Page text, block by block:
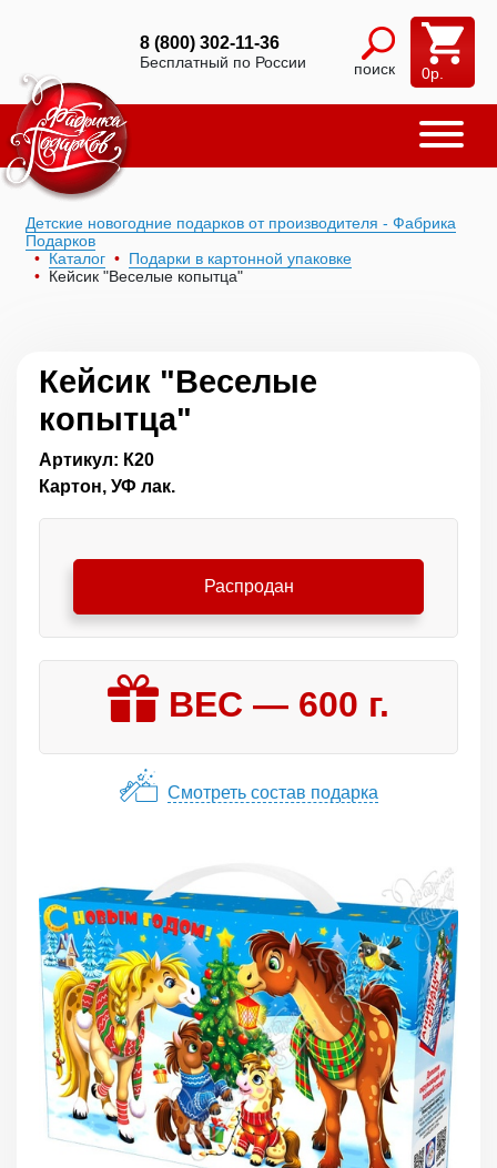
8 (800) 302-11-36
Бесплатный по России поиск 0р.
Детские новогодние подарков от производителя - Фабрика
Подарков
Каталог
Подарки в картонной упаковке
Кейсик "Веселые копытца"
Кейсик "Веселые
копытца"
Артикул: К20
Картон, УФ лак.
Распродан
ВЕС — 600 г.
Смотреть состав подарка